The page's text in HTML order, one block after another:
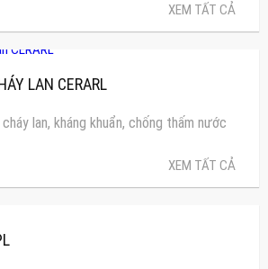
XEM TẤT CẢ
LAN CERARL
lan, kháng khuẩn, chống thấm nước
XEM TẤT CẢ